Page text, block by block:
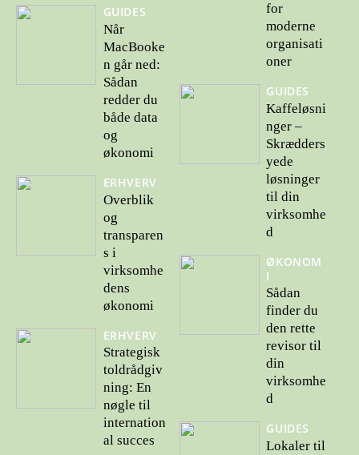
GUIDES
Når
MacBooke
n går ned:
Sådan
redder du
både data
og
økonomi
ERHVERV
Overblik
og
transparen
s i
virksomhe
dens
økonomi
ERHVERV
Strategisk
toldrådgiv
ning: En
nøgle til
internation
al succes
for
moderne
organisati
oner
GUIDES
Kaffeløsni
nger –
Skrædders
yede
løsninger
til din
virksomhe
d
ØKONOM
I
Sådan
finder du
den rette
revisor til
din
virksomhe
d
GUIDES
Lokaler til